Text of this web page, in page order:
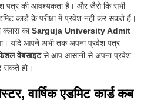
पत्र की आवश्यकता है। और जैसे कि सभी
कार्ड के परीक्षा में प्रवेश नहीं कर सकते हैं।
काSarguja University Admit
। यदि आपने अभी तक अपना प्रवेश पत्र
वेबसाइटसे आप आसानी से अपना प्रवेश
हो।
वार्षिक एडमिट कार्ड कब